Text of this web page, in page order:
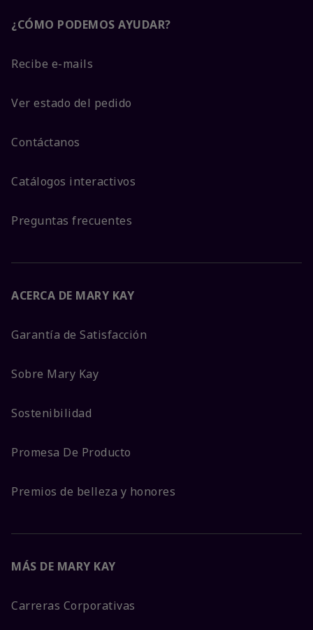
¿CÓMO PODEMOS AYUDAR?
Recibe e-mails
Ver estado del pedido
Contáctanos
Catálogos interactivos
Preguntas frecuentes
ACERCA DE MARY KAY
Garantía de Satisfacción
Sobre Mary Kay
Sostenibilidad
Promesa De Producto
Premios de belleza y honores
MÁS DE MARY KAY
Carreras Corporativas